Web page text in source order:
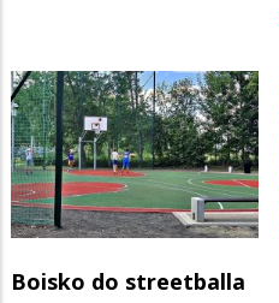
Boisko do streetballa